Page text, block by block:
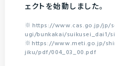
ェクトを始動しました。
※https://www.cas.go.jp/jp/
ugi/bunkakai/suikusei_dai1/
※https://www.meti.go.jp/
jiku/pdf/004_03_00.pdf